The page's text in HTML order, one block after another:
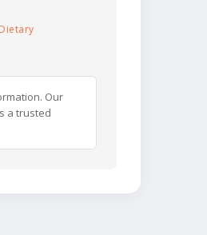
Our
a trusted